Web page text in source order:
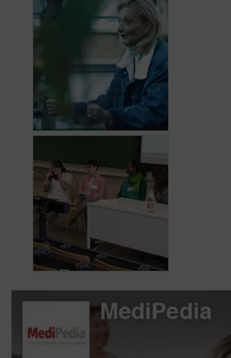
Mieux vivre avec la
migraine au
quotidien
Carole, 55 ans, a
aux fuites urinaires
Journée des
patients atteints de
lymphome: